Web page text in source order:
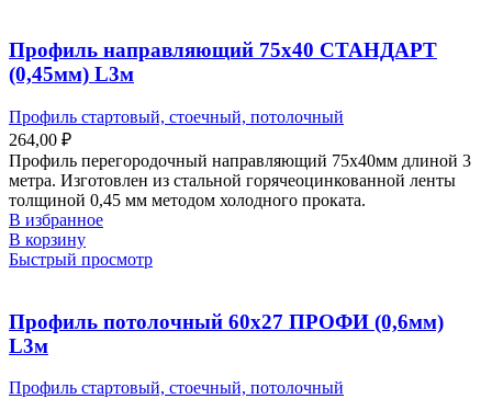
Профиль направляющий 75х40 СТАНДАРТ
(0,45мм) L3м
Профиль стартовый, стоечный, потолочный
264,00 ₽
Профиль перегородочный направляющий 75х40мм длиной 3
метра. Изготовлен из стальной горячеоцинкованной ленты
толщиной 0,45 мм методом холодного проката.
В избранное
В корзину
Быстрый просмотр
Профиль потолочный 60х27 ПРОФИ (0,6мм)
L3м
Профиль стартовый, стоечный, потолочный